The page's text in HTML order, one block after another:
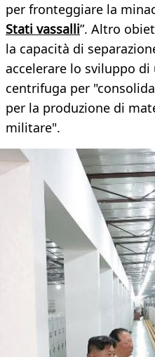
per fronteggiare la
Stati vassalli”. Altro
la capacità di
accelerare lo sviluppo
centrifuga per
per la produzione di
militare".